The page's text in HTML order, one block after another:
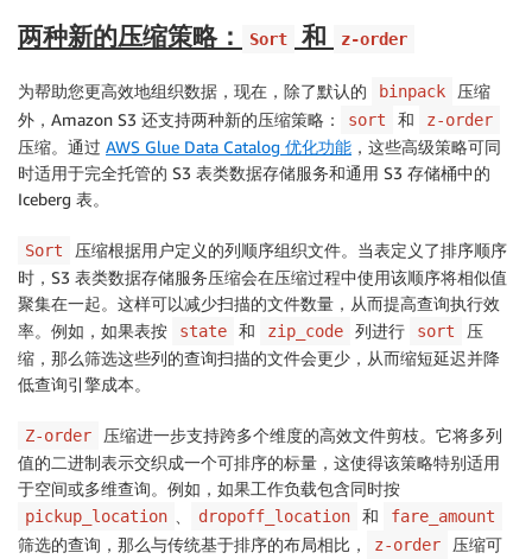
两种新的压缩策略： Sort 和 z-order
为帮助您更高效地组织数据，现在，除了默认的 binpack
压缩
外，Amazon S3 还支持两种新的压缩策略：
sort 和 z-order
压缩。通过 AWS Glue Data Catalog 优化功能 ，这些高级策略可同
时适用于完全托管的 S3 表类数据存储服务和通用 S3 存储桶中的
Iceberg 表。
Sort
压缩根据用户定义的列顺序组织文件。当表定义了排序顺序
时，S3 表类数据存储服务压缩会在压缩过程中使用该顺序将相似值
聚集在一起。这样可以减少扫描的文件数量，从而提高查询执行效
率。例如，如果表按
state 和 zip_code 列进行 sort
压
缩，那么筛选这些列的查询扫描的文件会更少，从而缩短延迟并降
低查询引擎成本。
Z-order
压缩进一步支持跨多个维度的高效文件剪枝。它将多列
值的二进制表示交织成一个可排序的标量，这使得该策略特别适用
于空间或多维查询。例如，如果工作负载包含同时按
pickup_location dropoff_location 和 fare_amount
筛选的查询，那么与传统基于排序的布局相比， z-order
压缩可